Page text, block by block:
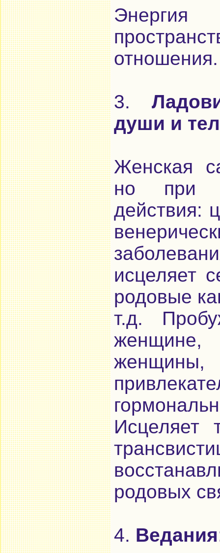
Энергия
отношения.
3.
души и
Женская
но при
действия:
исцеляет
родовые
т.д.
Исцеляет
родовых
4. Ведания